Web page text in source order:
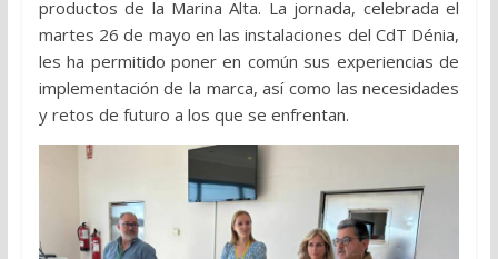
productos de la Marina Alta. La jornada, celebrada el
martes 26 de mayo en las instalaciones del CdT Dénia,
les ha permitido poner en común sus experiencias de
implementación de la marca, así como las necesidades
y retos de futuro a los que se enfrentan.